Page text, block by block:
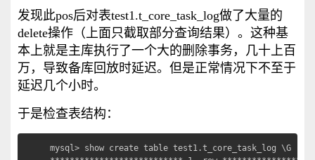
发现此pos后对表test1.t_core_task_log做了大量的
delete操作（上面只截取部分查询结果）。这种基
本上就是主库执行了一个大的删除事务，几十上百
万，导致备库回放时延迟。但是正常情况下不至于
延迟几个小时。
于是检查表结构：
mysql> show create table test1.t_core_task_log \G